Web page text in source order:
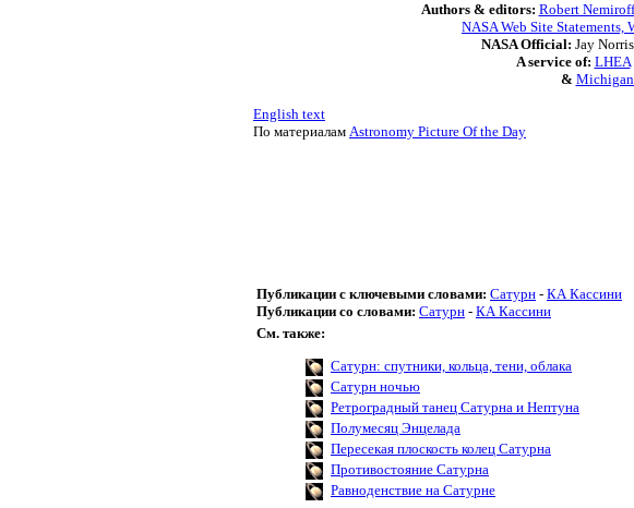
Authors & editors: Robert Nemiroff
NASA Web Site Statements,
NASA Official: Jay
A service of: LHEA
& Michigan
English text
По материалам Astronomy Picture Of the Day
Публикации с ключевыми словами: Сатурн - КА Кассини
Публикации со словами: Сатурн - КА Кассини
См. также:
Сатурн: спутники, кольца, тени, облака
Сатурн ночью
Ретроградный танец Сатурна и Нептуна
Полумесяц Энцелада
Пересекая плоскость колец Сатурна
Противостояние Сатурна
Равноденствие на Сатурне